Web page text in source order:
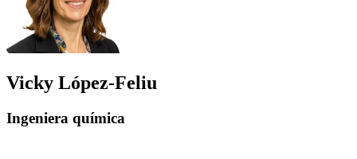
Vicky López-Feliu
Ingeniera química